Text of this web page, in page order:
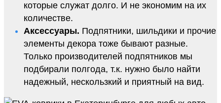
которые служат долго. И не экономим на их
количестве.
Аксессуары. Подпятники, шильдики и прочие
элементы декора тоже бывают разные.
Только производителей подпятников мы
подбирали полгода, т.к. нужно было найти
надежный, нескользкий и приятный на вид.